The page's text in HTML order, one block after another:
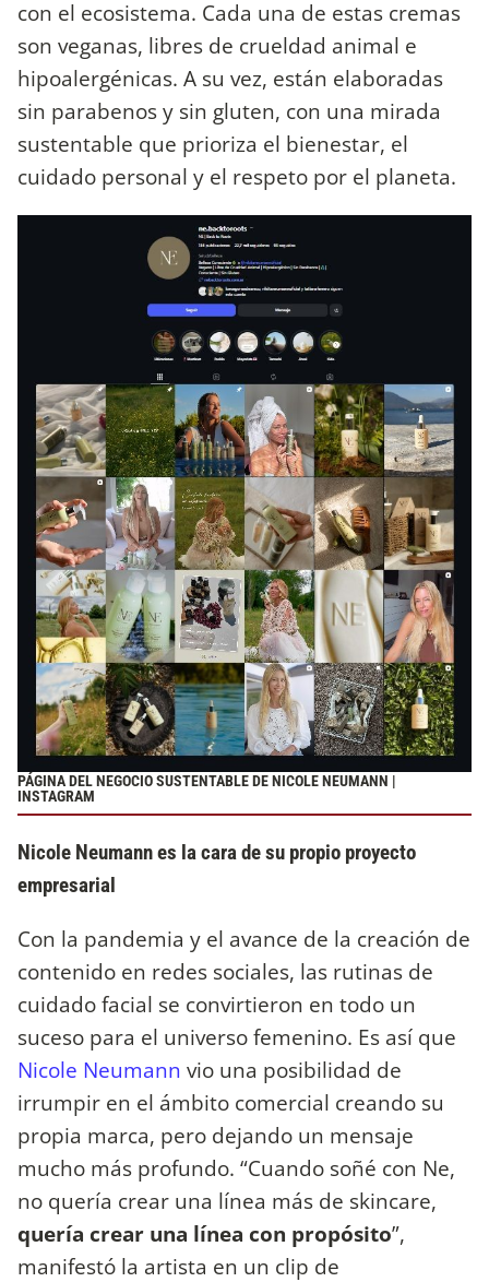
con el ecosistema. Cada una de estas cremas
son veganas, libres de crueldad animal e
hipoalergénicas. A su vez, están elaboradas
sin parabenos y sin gluten, con una mirada
sustentable que prioriza el bienestar, el
cuidado personal y el respeto por el planeta.
PÁGINA DEL NEGOCIO SUSTENTABLE DE NICOLE NEUMANN |
INSTAGRAM
Nicole Neumann es la cara de su propio proyecto
empresarial
Con la pandemia y el avance de la creación de
contenido en redes sociales, las rutinas de
cuidado facial se convirtieron en todo un
suceso para el universo femenino. Es así que
Nicole Neumann vio una posibilidad de
irrumpir en el ámbito comercial creando su
propia marca, pero dejando un mensaje
mucho más profundo. “Cuando soñé con Ne,
no quería crear una línea más de skincare,
quería crear una línea con propósito”,
manifestó la artista en un clip de